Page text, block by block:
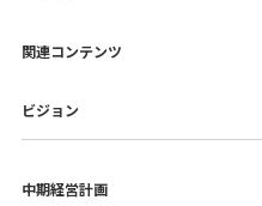
関連コンテンツ
ビジョン
中期経営計画